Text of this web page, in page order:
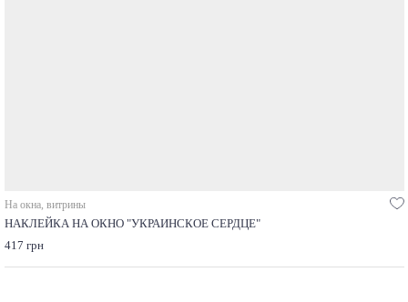
На окна, витрины
НАКЛЕЙКА НА ОКНО "УКРАИНСКОЕ СЕРДЦЕ"
417 грн